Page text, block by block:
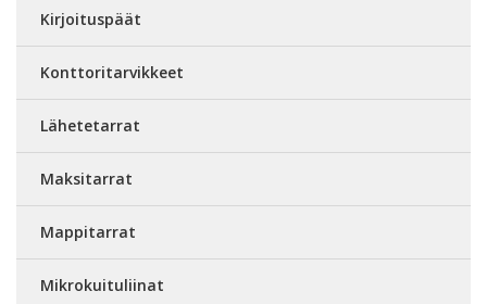
Kirjoituspäät
Konttoritarvikkeet
Lähetetarrat
Maksitarrat
Mappitarrat
Mikrokuituliinat